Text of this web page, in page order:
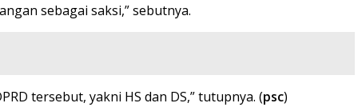
sebagai saksi,” sebutnya.
tersebut, yakni HS dan DS,” tutupnya. (psc)